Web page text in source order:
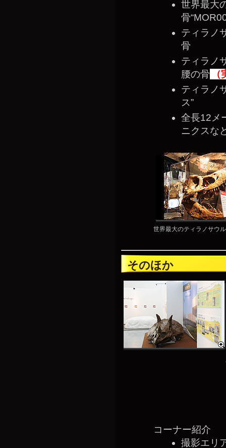
世界最大
骨
ティラノ
骨
ティラノ
腰の骨
ティラノ
ス”
全長12メ
ニクスな
世界最大のティラノサウ
そのほか
コーナー紹介
撮影エリ